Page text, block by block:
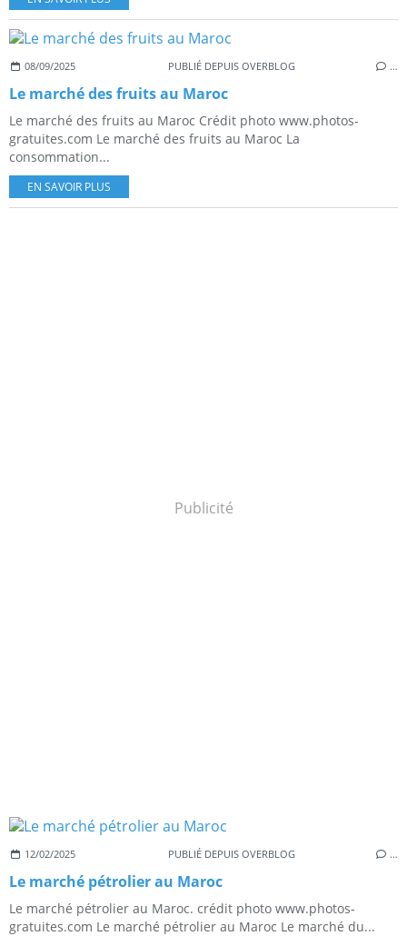
08/09/2025 PUBLIÉ DEPUIS OVERBLOG …
Le marché des fruits au Maroc
Le marché des fruits au Maroc Crédit photo www.photos-
gratuites.com Le marché des fruits au Maroc La
consommation...
EN SAVOIR PLUS
Publicité
12/02/2025 PUBLIÉ DEPUIS OVERBLOG …
Le marché pétrolier au Maroc
Le marché pétrolier au Maroc. crédit photo www.photos-
gratuites.com Le marché pétrolier au Maroc Le marché du...